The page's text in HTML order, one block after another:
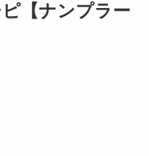
【ナンプラー